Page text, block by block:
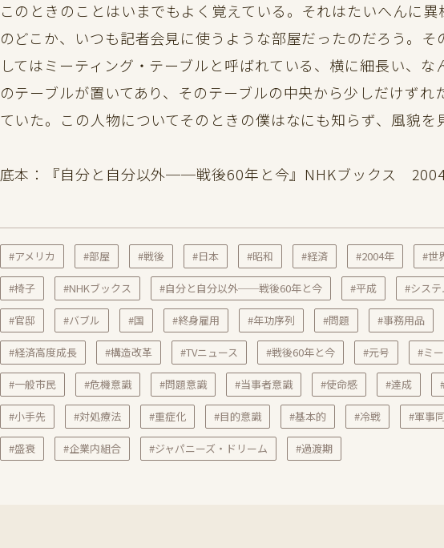
このときのことはいまでもよく覚えている。それはたいへんに
のどこか、いつも記者会見に使うような部屋だったのだろう。
してはミーティング・テーブルと呼ばれている、横に細長い、
のテーブルが置いてあり、そのテーブルの中央から少しだけず
ていた。この人物についてそのときの僕はなにも知らず、風貌
底本：『自分と自分以外──戦後60年と今』NHKブックス
#アメリカ #部屋 #戦後 #日本 #昭和 #経済 #2004年 #世
#椅子 #NHKブックス #自分と自分以外──戦後60年と今 #平成 #システ
#官邸 #バブル #国 #終身雇用 #年功序列 #問題 #事務用品
#経済高度成長 #構造改革 #TVニュース #戦後60年と今 #元号 #ミ
#一般市民 #危機意識 #問題意識 #当事者意識 #使命感 #達成
#小手先 #対処療法 #重症化 #目的意識 #基本的 #冷戦 #軍事
#盛衰 #企業内組合 #ジャパニーズ・ドリーム #過渡期